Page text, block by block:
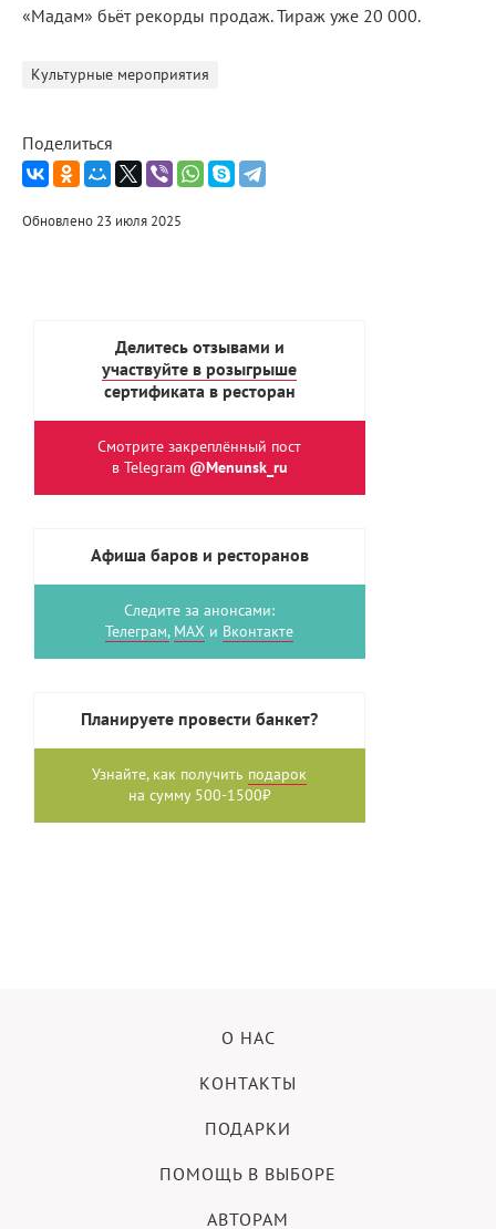
«Мадам» бьёт рекорды продаж. Тираж уже 20 000.
Культурные мероприятия
Поделиться
Обновлено 23 июля 2025
Делитесь отзывами и
участвуйте в розыгрыше
сертификата в ресторан
Смотрите закреплённый пост
в Telegram @Menunsk_ru
Афиша баров и ресторанов
Следите за анонсами:
Телеграм, MAX и Вконтакте
Планируете провести банкет?
Узнайте, как получить подарок
на сумму 500-1500₽
О НАС
КОНТАКТЫ
ПОДАРКИ
ПОМОЩЬ В ВЫБОРЕ
АВТОРАМ